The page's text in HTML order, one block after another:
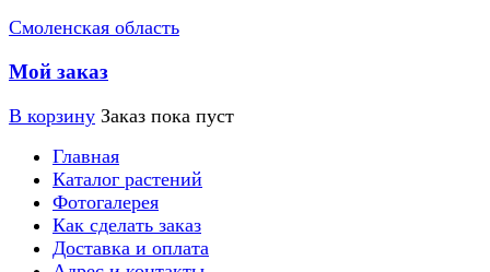
Смоленская область
Мой заказ
В корзину Заказ пока пуст
Главная
Каталог растений
Фотогалерея
Как сделать заказ
Доставка и оплата